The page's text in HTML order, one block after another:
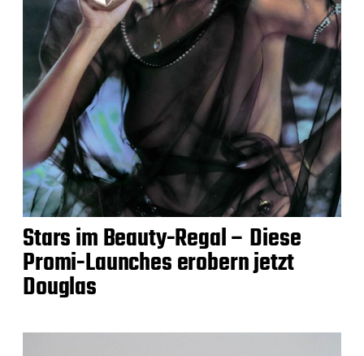
Stars im Beauty-Regal – Diese
Promi-Launches erobern jetzt
Douglas